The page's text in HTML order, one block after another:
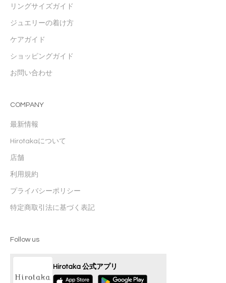
リングサイズガイド
ジュエリーの着け方
ケアガイド
ショッピングガイド
お問い合わせ
COMPANY
最新情報
Hirotakaについて
店舗
利用規約
プライバシーポリシー
特定商取引法に基づく表記
Follow us
Hirotaka 公式アプリ